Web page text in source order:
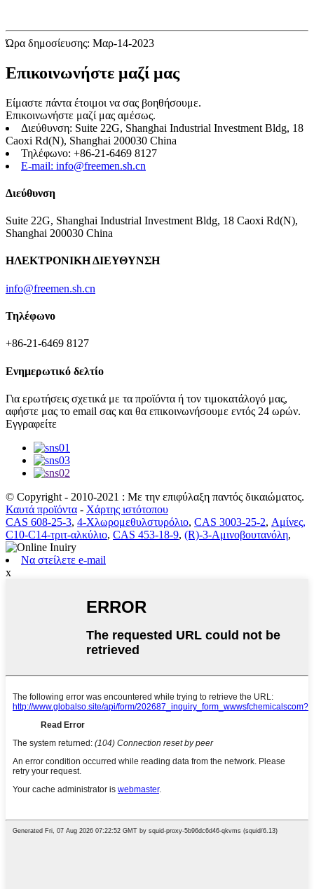
Ώρα δημοσίευσης: Μαρ-14-2023
Επικοινωνήστε μαζί μας
Είμαστε πάντα έτοιμοι να σας βοηθήσουμε.
Επικοινωνήστε μαζί μας αμέσως.
Διεύθυνση: Suite 22G, Shanghai Industrial Investment Bldg, 18
Caoxi Rd(N), Shanghai 200030 China
Τηλέφωνο: +86-21-6469 8127
E-mail: info@freemen.sh.cn
Διεύθυνση
Suite 22G, Shanghai Industrial Investment Bldg, 18 Caoxi Rd(N),
Shanghai 200030 China
ΗΛΕΚΤΡΟΝΙΚΗ ΔΙΕΥΘΥΝΣΗ
info@freemen.sh.cn
Τηλέφωνο
+86-21-6469 8127
Ενημερωτικό δελτίο
Για ερωτήσεις σχετικά με τα προϊόντα ή τον τιμοκατάλογό μας,
αφήστε μας το email σας και θα επικοινωνήσουμε εντός 24 ωρών.
Εγγραφείτε
© Copyright - 2010-2021 : Με την επιφύλαξη παντός δικαιώματος.
Καυτά προϊόντα - Χάρτης ιστότοπου
CAS 608-25-3, 4-Χλωρομεθυλστυρόλιο, CAS 3003-25-2, Αμίνες,
C10-C14-τριτ-αλκύλιο, CAS 453-18-9, (R)-3-Αμινοβουτανόλη,
Να στείλετε e-mail
x